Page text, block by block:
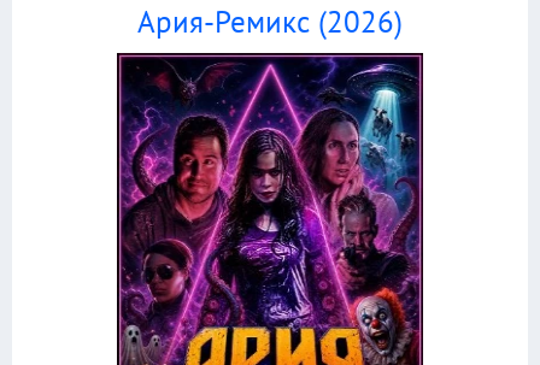
Ария-Ремикс (2026)